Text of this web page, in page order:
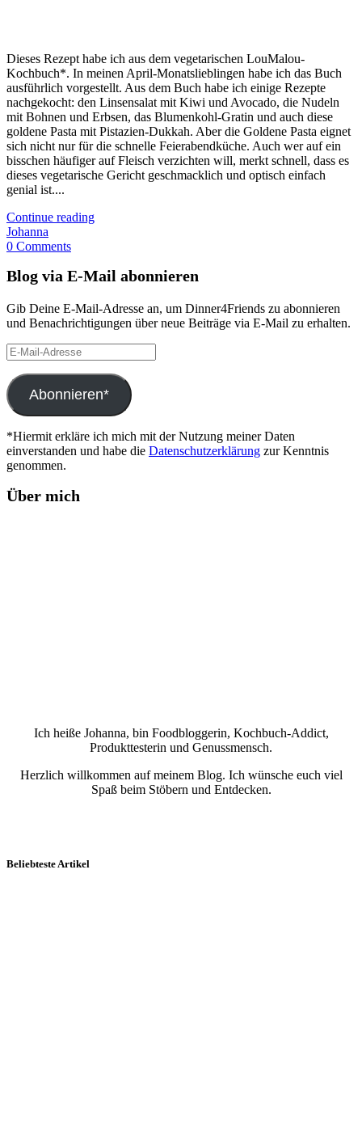
Dieses Rezept habe ich aus dem vegetarischen LouMalou-
Kochbuch*. In meinen April-Monatslieblingen habe ich das Buch
ausführlich vorgestellt. Aus dem Buch habe ich einige Rezepte
nachgekocht: den Linsensalat mit Kiwi und Avocado, die Nudeln
mit Bohnen und Erbsen, das Blumenkohl-Gratin und auch diese
goldene Pasta mit Pistazien-Dukkah. Aber die Goldene Pasta eignet
sich nicht nur für die schnelle Feierabendküche. Auch wer auf ein
bisschen häufiger auf Fleisch verzichten will, merkt schnell, dass es
dieses vegetarische Gericht geschmacklich und optisch einfach
genial ist....
Continue reading
Johanna
0 Comments
Blog via E-Mail abonnieren
Gib Deine E-Mail-Adresse an, um Dinner4Friends zu abonnieren
und Benachrichtigungen über neue Beiträge via E-Mail zu erhalten.
E-
Mail-
Adresse
Abonnieren*
*Hiermit erkläre ich mich mit der Nutzung meiner Daten
einverstanden und habe die Datenschutzerklärung zur Kenntnis
genommen.
Über mich
Ich heiße Johanna, bin Foodbloggerin, Kochbuch-Addict,
Produkttesterin und Genussmensch.
Herzlich willkommen auf meinem Blog. Ich wünsche euch viel
Spaß beim Stöbern und Entdecken.
Beliebteste Artikel